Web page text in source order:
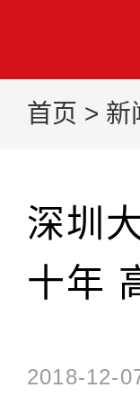
首页 > 新
深圳
十年
2018-12-